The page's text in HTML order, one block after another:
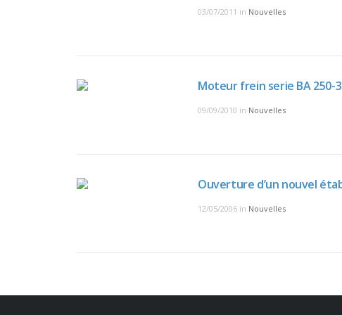
03/07/2011 in Nouvelles
Moteur frein serie BA 250-
09/09/2010 in Nouvelles
Ouverture d’un nouvel
12/05/2006 in Nouvelles